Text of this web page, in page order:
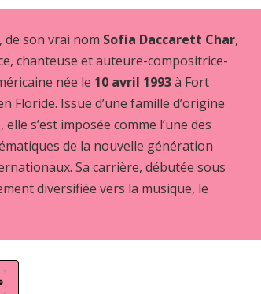
, de son vrai nom Sofía Daccarett Char,
chanteuse et auteure-compositrice-
née le 10 avril 1993à Fort
Floride. Issue d’une famille d’origine
s’est imposée comme l’une des
de la nouvelle génération
Sa carrière, débutée sous
diversifiée vers la musique, le